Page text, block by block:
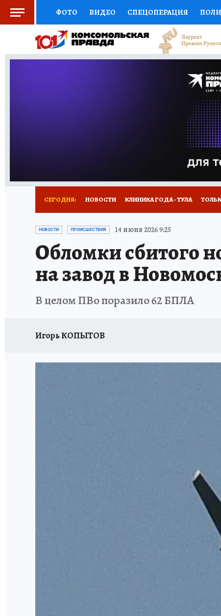
ФОТО ВИДЕО СПЕЦОПЕРАЦИЯ
СОЦПОДДЕРЖКА НАУКА СПОРТ
ВЫБОР ЭКСПЕРТОВ ДОКТОР ФИНАНСЫ
ПРОГНОЗЫ НА СПОРТ
НОВОЕ
СЕГОДНЯ: НОВОСТИ КЛИНИКА ГОДА - ТУЛА
ЗАПОВЕДНАЯ РОССИЯ ПРОИСШЕСТВИЯ
НОВОСТИ ПРОИСШЕСТВИЯ 14 июня 2026 9:25
Обломки сбитого
на завод в
В целом ПВо поразило 62 БПЛА
Игорь КОПЫТОВ